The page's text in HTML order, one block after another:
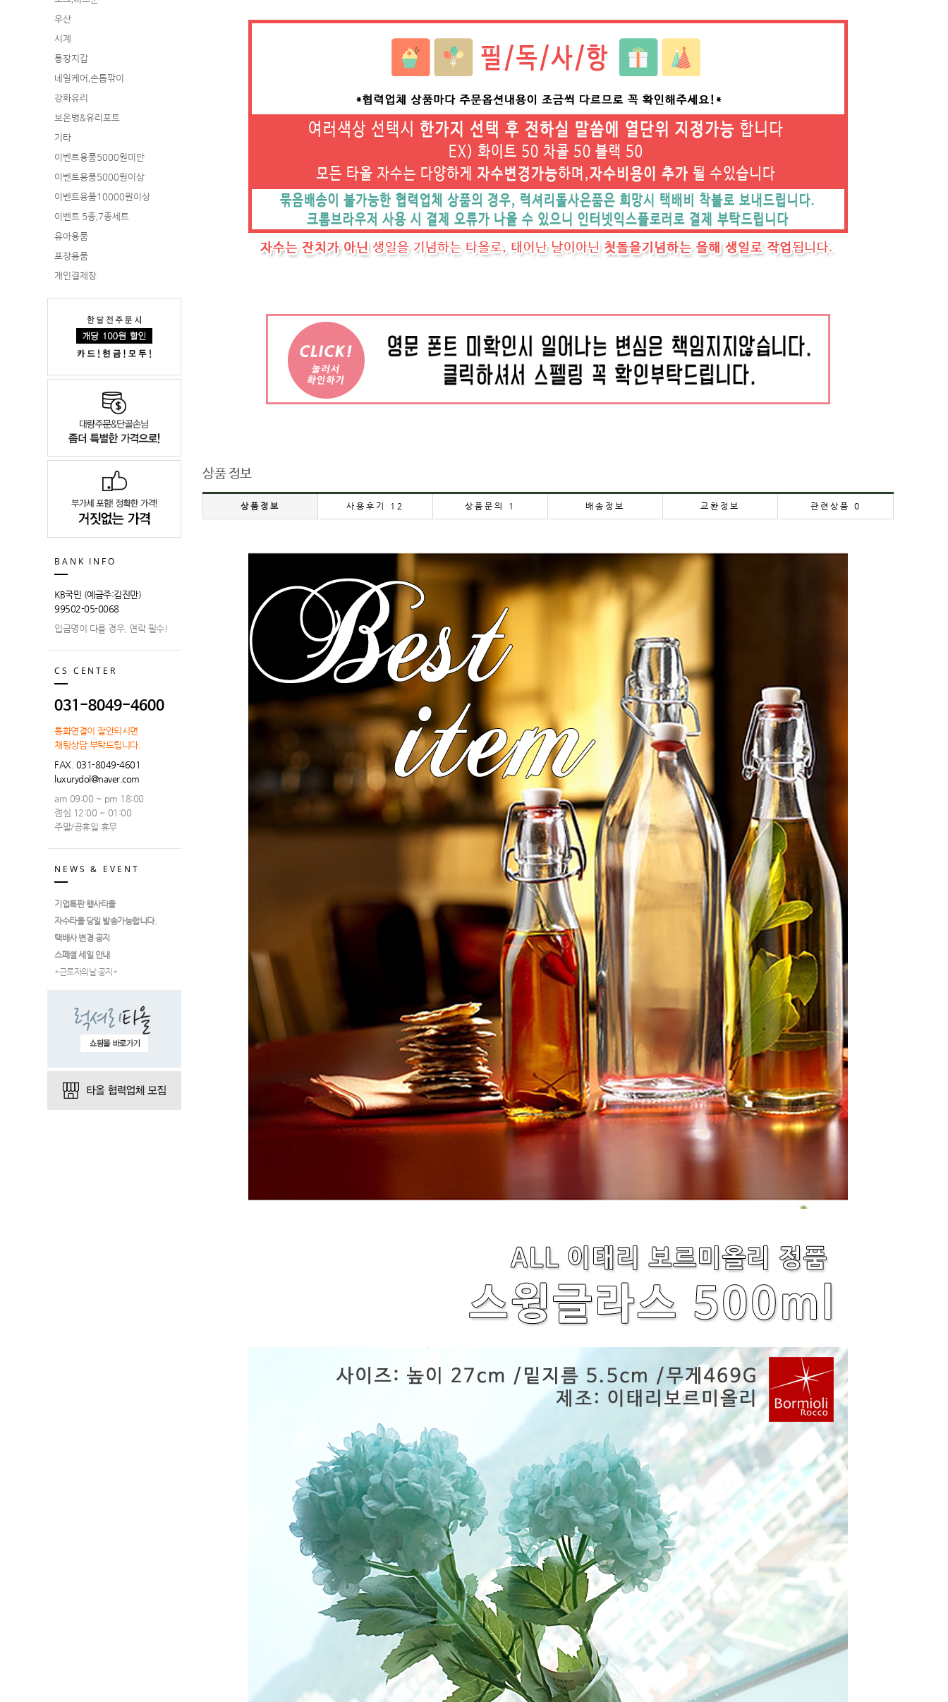
우산
시계
통장지갑
네일케어,손톱깎이
강화유리
보온병&유리포트
기타
이벤트용품5000원미만
이벤트용품5000원이상
이벤트용품10000원이상
이벤트 5종,7종세트
유아용품
포장용품
개인결제창
BANK INFO
KB국민 (예금주:김진만)
99502-05-0068
입금명이 다를 경우, 연락 필수!
CS CENTER
031-8049-4600
통화연결이 잘안되시면
채팅상담 부탁드립니다.
FAX. 031-8049-4601
luxurydol@naver.com
am 09:00 ~ pm 18:00
점심 12:00 ~ 01:00
주말/공휴일 휴무
NEWS & EVENT
기업특판 행사타올
자수타올 당일 발송가능합니다.
택배사 변경 공지
스페셜 세일 안내
*근로자의날 공지*
상품 정보
상품정보 사용후기 12 상품문의 1 배송정보 교환정보 관련상품 0